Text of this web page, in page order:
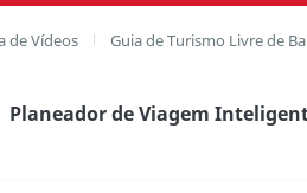
de Vídeos Guia de Turismo Livre de
Planeador de Viagem